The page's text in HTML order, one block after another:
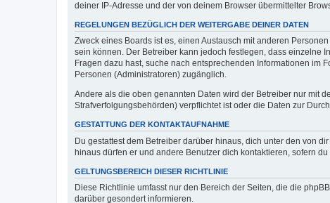
deiner IP-Adresse und der von deinem Browser übermittelter
REGELUNGEN BEZÜGLICH DER WEITERGABE DEINER DATEN
Zweck eines Boards ist es, einen Austausch mit anderen
sein können. Der Betreiber kann jedoch festlegen, dass einzelne
Fragen dazu hast, suche nach entsprechenden Informationen im
Personen (Administratoren) zugänglich.
Andere als die oben genannten Daten wird der Betreiber nur mit
Strafverfolgungsbehörden) verpflichtet ist oder die Daten zur
GESTATTUNG DER KONTAKTAUFNAHME
Du gestattest dem Betreiber darüber hinaus, dich unter den von
hinaus dürfen er und andere Benutzer dich kontaktieren, sofern
GELTUNGSBEREICH DIESER RICHTLINIE
Diese Richtlinie umfasst nur den Bereich der Seiten, die die
darüber gesondert informieren.